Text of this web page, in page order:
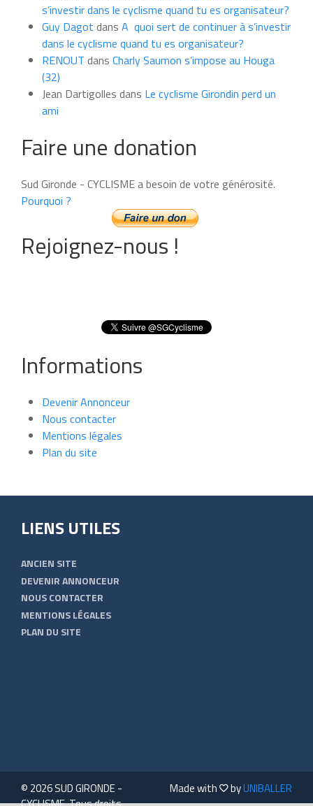
s’investir dans le cyclisme quand tu es organisateur?
Guy Dagot dans A quoi sert de continuer à s’investir
dans le cyclisme quand tu es organisateur?
RENOUT dans Charly Saumon s’impose au Houga
(32)
Jean Dartigolles dans Le cyclisme Girondin perd un
ami
Faire une donation
Sud Gironde - CYCLISME a besoin de votre générosité.
Pourquoi ?
Rejoignez-nous !
Informations
Devenir Annonceur
Nous contacter
Mentions légales
Plan du site
LIENS UTILES
ANCIEN SITE
DEVENIR ANNONCEUR
NOUS CONTACTER
MENTIONS LÉGALES
PLAN DU SITE
© 2026 SUD GIRONDE -
Made with byUNIBALLER